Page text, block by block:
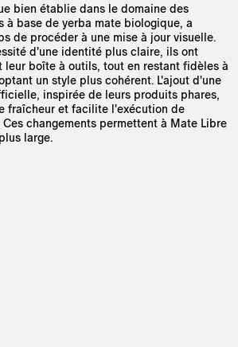
bien établie dans le domaine des
à base de yerba mate biologique, a
de procéder à une mise à jour visuelle.
d'une identité plus claire, ils ont
leur boîte à outils, tout en restant fidèles à
un style plus cohérent. L'ajout d'une
inspirée de leurs produits phares,
fraîcheur et facilite l'exécution de
changements permettent à Mate Libre
large.